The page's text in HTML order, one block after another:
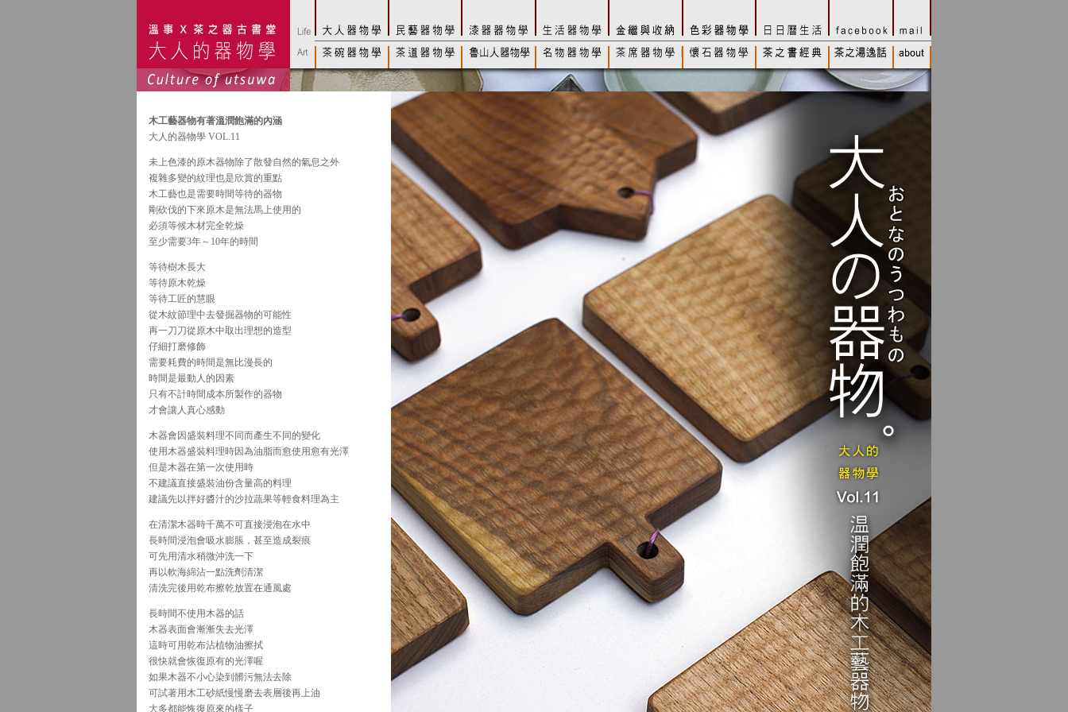
木工藝器物有著溫潤飽滿的內涵
大人的器物學 VOL.11
未上色漆的原木器物除了散發自然的氣息之外
複雜多變的紋理也是欣賞的重點
木工藝也是需要時間等待的器物
剛砍伐的下來原木是無法馬上使用的
必須等候木材完全乾燥
至少需要3年～10年的時間
等待樹木長大
等待原木乾燥
等待工匠的慧眼
從木紋節理中去發掘器物的可能性
再一刀刀從原木中取出理想的造型
仔細打磨修飾
需要耗費的時間是無比漫長的
時間是最動人的因素
只有不計時間成本所製作的器物
才會讓人真心感動
木器會因盛裝料理不同而產生不同的變化
使用木器盛裝料理時因為油脂而愈使用愈有光澤
但是木器在第一次使用時
不建議直接盛裝油份含量高的料理
建議先以拌好醬汁的沙拉蔬果等輕食料理為主
在清潔木器時千萬不可直接浸泡在水中
長時間浸泡會吸水膨脹，甚至造成裂痕
可先用清水稍微沖洗一下
再以軟海綿沾一點洗劑清潔
清洗完後用乾布擦乾放置在通風處
長時間不使用木器的話
木器表面會漸漸失去光澤
這時可用乾布沾植物油擦拭
很快就會恢復原有的光澤喔
如果木器不小心染到髒污無法去除
可試著用木工砂紙慢慢磨去表層後再上油
大多都能恢復原來的樣子